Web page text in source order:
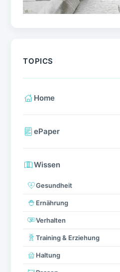
TOPICS
Home
ePaper
Wissen
Gesundheit
Ernährung
Verhalten
Training & Erziehung
Haltung